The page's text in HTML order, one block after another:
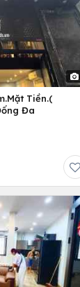
Tiền.(
Đa